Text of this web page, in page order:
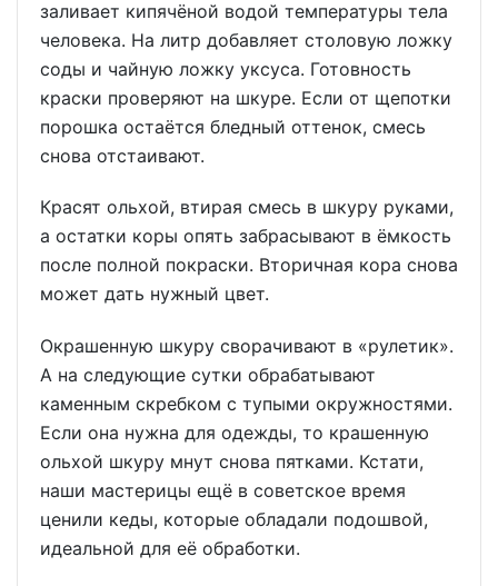
заливает кипячёной водой температуры тела
человека. На литр добавляет столовую ложку
соды и чайную ложку уксуса. Готовность
краски проверяют на шкуре. Если от щепотки
порошка остаётся бледный оттенок, смесь
снова отстаивают.
Красят ольхой, втирая смесь в шкуру руками,
а остатки коры опять забрасывают в ёмкость
после полной покраски. Вторичная кора снова
может дать нужный цвет.
Окрашенную шкуру сворачивают в «рулетик».
А на следующие сутки обрабатывают
каменным скребком с тупыми окружностями.
Если она нужна для одежды, то крашенную
ольхой шкуру мнут снова пятками. Кстати,
наши мастерицы ещё в советское время
ценили кеды, которые обладали подошвой,
идеальной для её обработки.